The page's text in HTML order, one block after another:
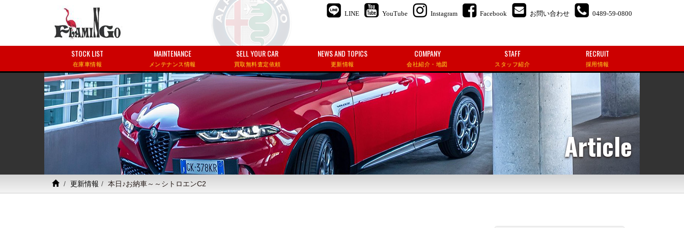
LINE YouTube Instagram Facebook お問い合わせ 0489-59-0800
STOCK LIST
在庫車情報
MAINTENANCE
メンテナンス情報
SELL YOUR CAR
買取無料査定依頼
NEWS AND TOPICS
更新情報
COMPANY
会社紹介・地図
STAFF
スタッフ紹介
RECRUIT
採用情報
Article
更新情報 本日♪お納車～～シトロエンC2